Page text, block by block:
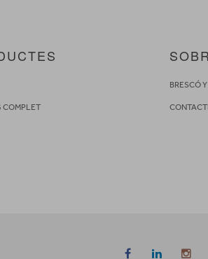
COMPLET
BRESCÓ